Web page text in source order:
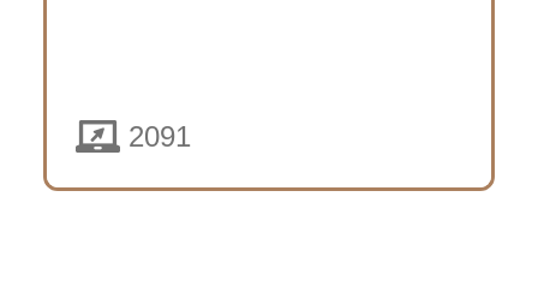
控
制
的
特
展
團：
瘋
遊
戲
2091